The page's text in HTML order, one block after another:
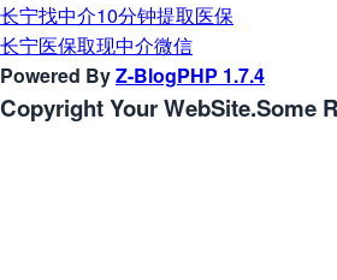
长宁找中介10分钟提取医保
长宁医保取现中介微信
Powered ByZ-BlogPHP 1.7.4
Copyright Your WebSite.Some